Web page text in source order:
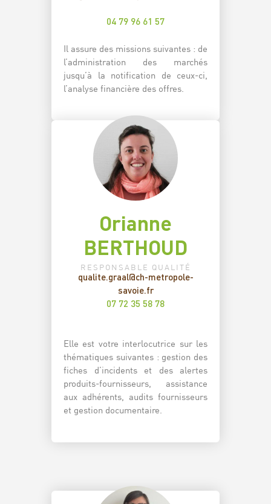
04 79 96 61 57
Il assure des missions suivantes : de
l’administration des marchés
jusqu’à la notification de ceux-ci,
l’analyse financière des offres.
Orianne
BERTHOUD
RESPONSABLE QUALITÉ
qualite.graal@ch-metropole-
savoie.fr
07 72 35 58 78
Elle est votre interlocutrice sur les
thématiques suivantes : gestion des
fiches d’incidents et des alertes
produits-fournisseurs, assistance
aux adhérents, audits fournisseurs
et gestion documentaire.